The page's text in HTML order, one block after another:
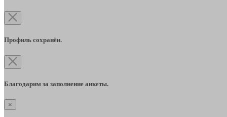
Профиль сохранён.
Благодарим за заполнение анкеты.
×